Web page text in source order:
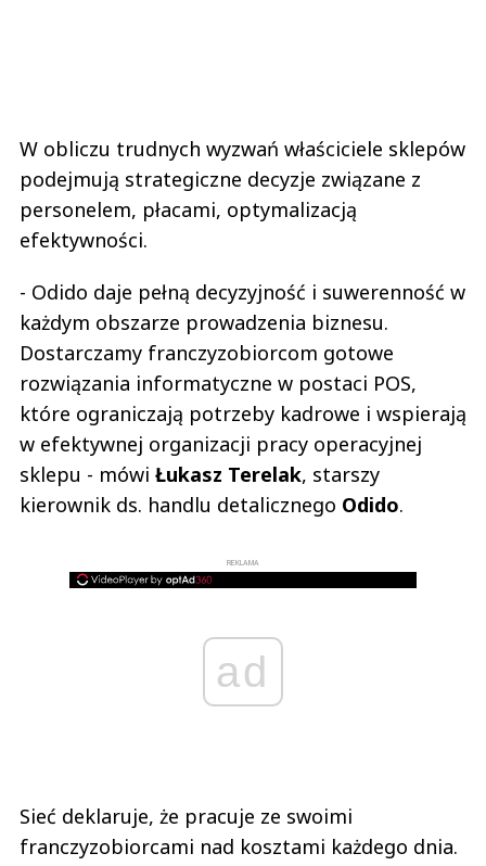
W obliczu trudnych wyzwań właściciele sklepów
podejmują strategiczne decyzje związane z
personelem, płacami, optymalizacją
efektywności.
- Odido daje pełną decyzyjność i suwerenność w
każdym obszarze prowadzenia biznesu.
Dostarczamy franczyzobiorcom gotowe
rozwiązania informatyczne w postaci POS,
które ograniczają potrzeby kadrowe i wspierają
w efektywnej organizacji pracy operacyjnej
sklepu - mówi Łukasz Terelak, starszy
kierownik ds. handlu detalicznego Odido.
REKLAMA
ad
Sieć deklaruje, że pracuje ze swoimi
franczyzobiorcami nad kosztami każdego dnia.